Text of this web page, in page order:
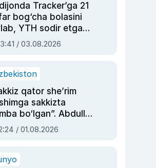
Tracker’ga 21
bog‘cha bolasini
YTH sodir etgan
sud hukmi o‘qildi
/ 03.08.2026
qator she’rim
sakkizta
bo‘lgan”. Abdulla
siyosiy
asrab
/ 01.08.2026